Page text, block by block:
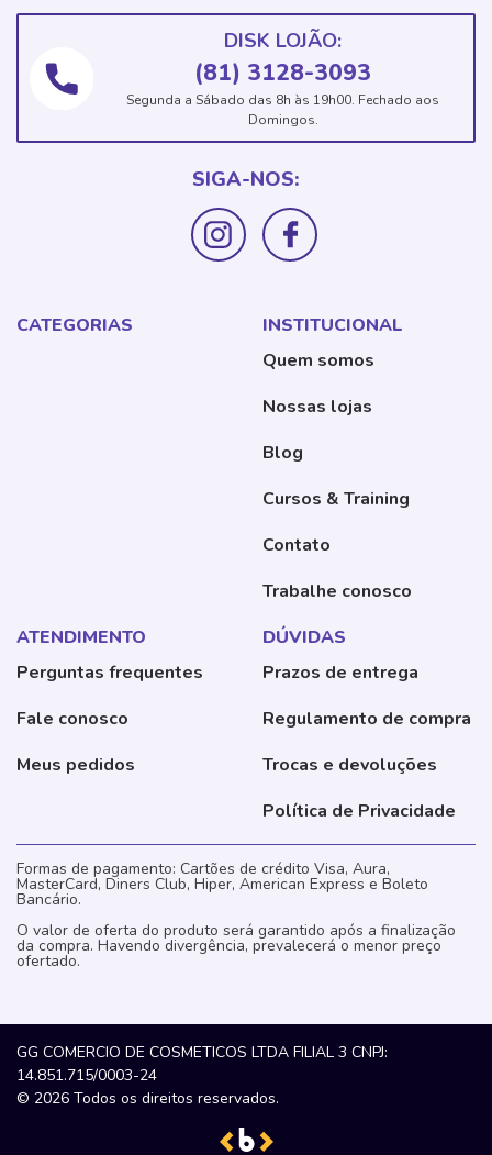
DISK LOJÃO:
(81) 3128-3093
Segunda a Sábado das 8h às 19h00. Fechado aos
Domingos.
SIGA-NOS:
CATEGORIAS
INSTITUCIONAL
Quem somos
Nossas lojas
Blog
Cursos & Training
Contato
Trabalhe conosco
ATENDIMENTO
Perguntas frequentes
Fale conosco
Meus pedidos
DÚVIDAS
Prazos de entrega
Regulamento de compra
Trocas e devoluções
Política de Privacidade
Formas de pagamento: Cartões de crédito Visa, Aura,
MasterCard, Diners Club, Hiper, American Express e Boleto
Bancário.
O valor de oferta do produto será garantido após a finalização
da compra. Havendo divergência, prevalecerá o menor preço
ofertado.
GG COMERCIO DE COSMETICOS LTDA FILIAL 3 CNPJ:
14.851.715/0003-24
© 2026 Todos os direitos reservados.